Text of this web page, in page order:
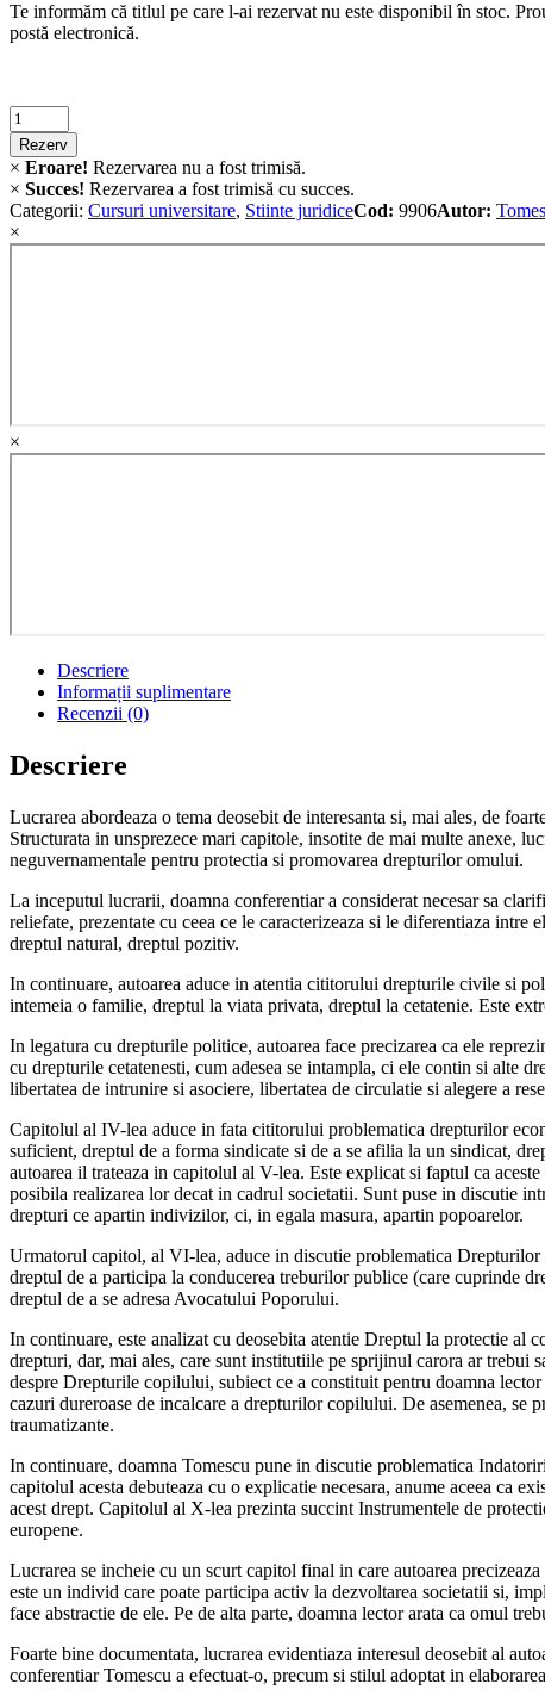
Te informăm că titlul pe care l-ai rezervat nu este disponibil în stoc.
postă electronică.
Criminalistica
quantity
Rezerv
× Eroare! Rezervarea nu a fost trimisă.
× Succes! Rezervarea a fost trimisă cu succes.
Categorii: Cursuri universitare, Stiinte juridiceCod: 9906Autor:
×
×
Descriere
Informații suplimentare
Recenzii (0)
Descriere
Lucrarea abordeaza o tema deosebit de interesanta si, mai ales, de
Structurata in unsprezece mari capitole, insotite de mai multe anexe,
neguvernamentale pentru protectia si promovarea drepturilor omului.
La inceputul lucrarii, doamna conferentiar a considerat necesar sa
reliefate, prezentate cu ceea ce le caracterizeaza si le diferentiaza
dreptul natural, dreptul pozitiv.
In continuare, autoarea aduce in atentia cititorului drepturile civile si
intemeia o familie, dreptul la viata privata, dreptul la cetatenie. Este
In legatura cu drepturile politice, autoarea face precizarea ca ele
cu drepturile cetatenesti, cum adesea se intampla, ci ele contin si alte
libertatea de intrunire si asociere, libertatea de circulatie si alegere a
Capitolul al IV-lea aduce in fata cititorului problematica drepturilor
suficient, dreptul de a forma sindicate si de a se afilia la un sindicat,
autoarea il trateaza in capitolul al V-lea. Este explicat si faptul ca
posibila realizarea lor decat in cadrul societatii. Sunt puse in discutie
drepturi ce apartin indivizilor, ci, in egala masura, apartin popoarelor.
Urmatorul capitol, al VI-lea, aduce in discutie problematica Drepturilor
dreptul de a participa la conducerea treburilor publice (care cuprinde
dreptul de a se adresa Avocatului Poporului.
In continuare, este analizat cu deosebita atentie Dreptul la protectie al
drepturi, dar, mai ales, care sunt institutiile pe sprijinul carora ar trebui
despre Drepturile copilului, subiect ce a constituit pentru doamna
cazuri dureroase de incalcare a drepturilor copilului. De asemenea,
traumatizante.
In continuare, doamna Tomescu pune in discutie problematica
capitolul acesta debuteaza cu o explicatie necesara, anume aceea ca
acest drept. Capitolul al X-lea prezinta succint Instrumentele de
europene.
Lucrarea se incheie cu un scurt capitol final in care autoarea
este un individ care poate participa activ la dezvoltarea societatii si,
face abstractie de ele. Pe de alta parte, doamna lector arata ca omul
Foarte bine documentata, lucrarea evidentiaza interesul deosebit al
conferentiar Tomescu a efectuat-o, precum si stilul adoptat in